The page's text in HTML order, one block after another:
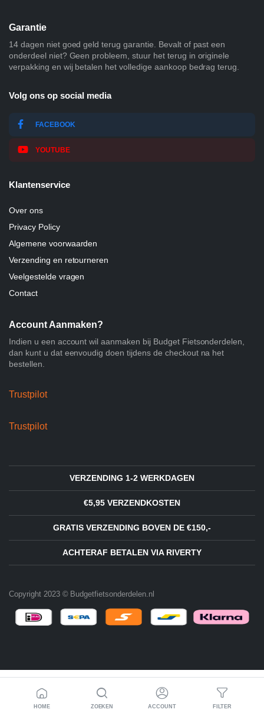
Garantie
14 dagen niet goed geld terug garantie. Bevalt of past een
onderdeel niet? Geen probleem, stuur het terug in originele
verpakking en wij betalen het volledige aankoop bedrag terug.
Volg ons op social media
FACEBOOK
YOUTUBE
Klantenservice
Over ons
Privacy Policy
Algemene voorwaarden
Verzending en retourneren
Veelgestelde vragen
Contact
Account Aanmaken?
Indien u een account wil aanmaken bij Budget Fietsonderdelen,
dan kunt u dat eenvoudig doen tijdens de checkout na het
bestellen.
Trustpilot
Trustpilot
VERZENDING 1-2 WERKDAGEN
€5,95 VERZENDKOSTEN
GRATIS VERZENDING BOVEN DE €150,-
ACHTERAF BETALEN VIA RIVERTY
Copyright 2023 © Budgetfietsonderdelen.nl
HOME ZOEKEN ACCOUNT FILTER